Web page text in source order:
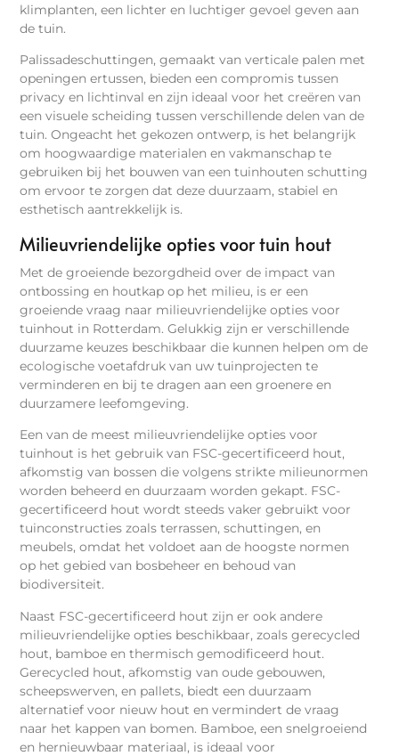
klimplanten, een lichter en luchtiger gevoel geven aan
de tuin.
Palissadeschuttingen, gemaakt van verticale palen met
openingen ertussen, bieden een compromis tussen
privacy en lichtinval en zijn ideaal voor het creëren van
een visuele scheiding tussen verschillende delen van de
tuin. Ongeacht het gekozen ontwerp, is het belangrijk
om hoogwaardige materialen en vakmanschap te
gebruiken bij het bouwen van een tuinhouten schutting
om ervoor te zorgen dat deze duurzaam, stabiel en
esthetisch aantrekkelijk is.
Milieuvriendelijke opties voor tuin hout
Met de groeiende bezorgdheid over de impact van
ontbossing en houtkap op het milieu, is er een
groeiende vraag naar milieuvriendelijke opties voor
tuinhout in Rotterdam. Gelukkig zijn er verschillende
duurzame keuzes beschikbaar die kunnen helpen om de
ecologische voetafdruk van uw tuinprojecten te
verminderen en bij te dragen aan een groenere en
duurzamere leefomgeving.
Een van de meest milieuvriendelijke opties voor
tuinhout is het gebruik van FSC-gecertificeerd hout,
afkomstig van bossen die volgens strikte milieunormen
worden beheerd en duurzaam worden gekapt. FSC-
gecertificeerd hout wordt steeds vaker gebruikt voor
tuinconstructies zoals terrassen, schuttingen, en
meubels, omdat het voldoet aan de hoogste normen
op het gebied van bosbeheer en behoud van
biodiversiteit.
Naast FSC-gecertificeerd hout zijn er ook andere
milieuvriendelijke opties beschikbaar, zoals gerecycled
hout, bamboe en thermisch gemodificeerd hout.
Gerecycled hout, afkomstig van oude gebouwen,
scheepswerven, en pallets, biedt een duurzaam
alternatief voor nieuw hout en vermindert de vraag
naar het kappen van bomen. Bamboe, een snelgroeiend
en hernieuwbaar materiaal, is ideaal voor